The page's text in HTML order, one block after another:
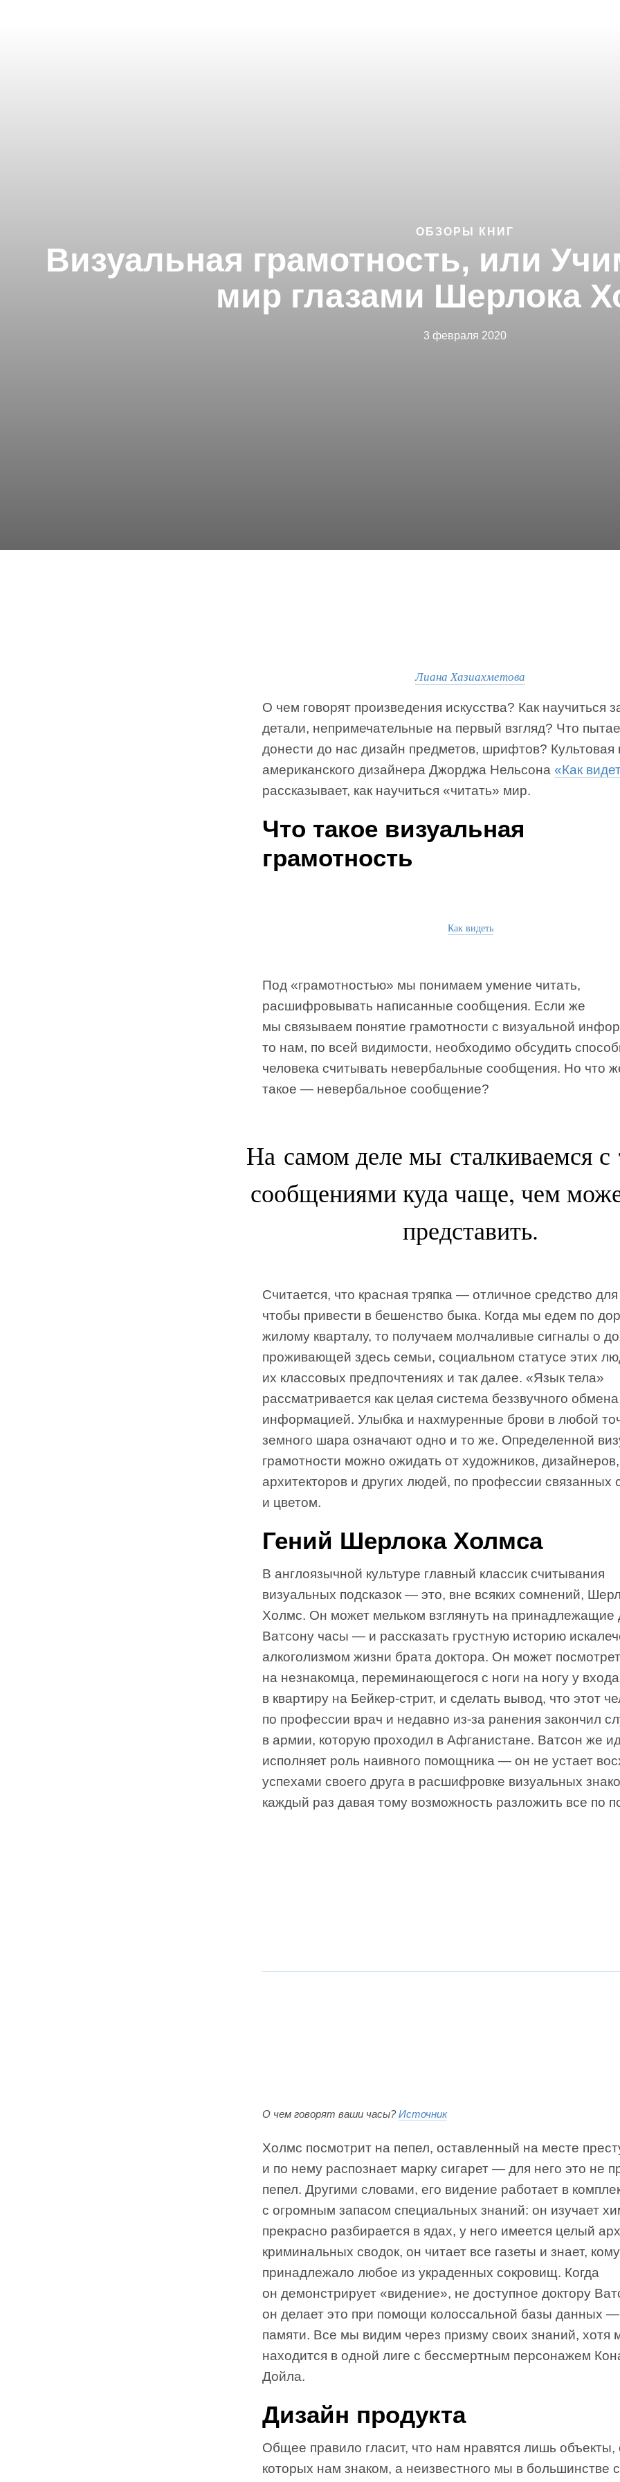
ОБЗОРЫ КНИГ
Визуальная грамотность, или
мир глазами Шерлока
3 февраля 2020
Лиана Хазиахметова
О чем говорят произведения искусства? Как научиться
детали, непримечательные на первый взгляд? Что
донести до нас дизайн предметов, шрифтов? Культовая
американского дизайнера Джорджа Нельсона «Как
рассказывает, как научиться «читать» мир.
Что такое визуальная
грамотность
Как видеть
Под «грамотностью» мы понимаем умение читать,
расшифровывать написанные сообщения. Если же
мы связываем понятие грамотности с визуальной
то нам, по всей видимости, необходимо обсудить
человека считывать невербальные сообщения. Но что
такое — невербальное сообщение?
На самом деле мы сталкиваемся с
сообщениями куда чаще, чем
представить.
Считается, что красная тряпка — отличное средство для
чтобы привести в бешенство быка. Когда мы едем по
жилому кварталу, то получаем молчаливые сигналы о
проживающей здесь семьи, социальном статусе этих
их классовых предпочтениях и так далее. «Язык тела»
рассматривается как целая система беззвучного обмена
информацией. Улыбка и нахмуренные брови в любой
земного шара означают одно и то же. Определенной
грамотности можно ожидать от художников, дизайнеров,
архитекторов и других людей, по профессии связанных
и цветом.
Гений Шерлока Холмса
В англоязычной культуре главный классик считывания
визуальных подсказок — это, вне всяких сомнений,
Холмс. Он может мельком взглянуть на принадлежащие
Ватсону часы — и рассказать грустную историю
алкоголизмом жизни брата доктора. Он может
на незнакомца, переминающегося с ноги на ногу у входа
в квартиру на Бейкер-стрит, и сделать вывод, что этот
по профессии врач и недавно из-за ранения закончил
в армии, которую проходил в Афганистане. Ватсон же
исполняет роль наивного помощника — он не устает
успехами своего друга в расшифровке визуальных
каждый раз давая тому возможность разложить все по
О чем говорят ваши часы?Источник
Холмс посмотрит на пепел, оставленный на месте
и по нему распознает марку сигарет — для него это не
пепел. Другими словами, его видение работает в
с огромным запасом специальных знаний: он изучает
прекрасно разбирается в ядах, у него имеется целый
криминальных сводок, он читает все газеты и знает, кому
принадлежало любое из украденных сокровищ. Когда
он демонстрирует «видение», не доступное доктору
он делает это при помощи колоссальной базы данных
памяти. Все мы видим через призму своих знаний, хотя
находится в одной лиге с бессмертным персонажем
Дойла.
Дизайн продукта
Общее правило гласит, что нам нравятся лишь объекты,
которых нам знаком, а неизвестного мы в большинстве